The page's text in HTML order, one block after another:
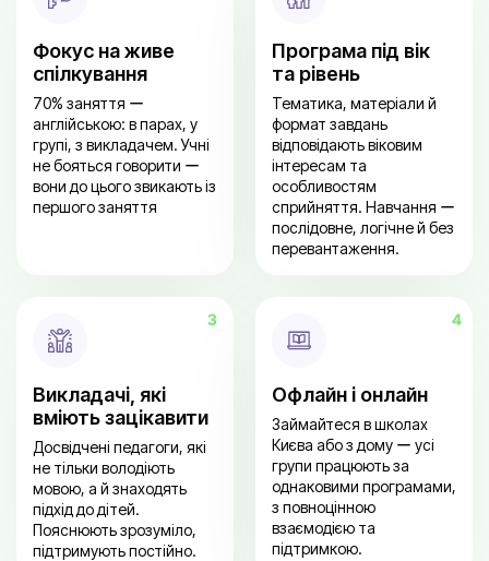
Фокус на живе
спілкування
70% заняття ー
англійською: в парах, у
групі, з викладачем. Учні
не бояться говорити ー
вони до цього звикають із
першого заняття
Програма під вік
та рівень
Тематика, матеріали й
формат завдань
відповідають віковим
інтересам та
особливостям
сприйняття. Навчання ー
послідовне, логічне й без
перевантаження.
Викладачі, які
вміють зацікавити
Досвідчені педагоги, які
не тільки володіють
мовою, а й знаходять
підхід до дітей.
Пояснюють зрозуміло,
підтримують постійно.
Офлайн і онлайн
Займайтеся в школах
Києва або з дому ー усі
групи працюють за
однаковими програмами,
з повноцінною
взаємодією та
підтримкою.